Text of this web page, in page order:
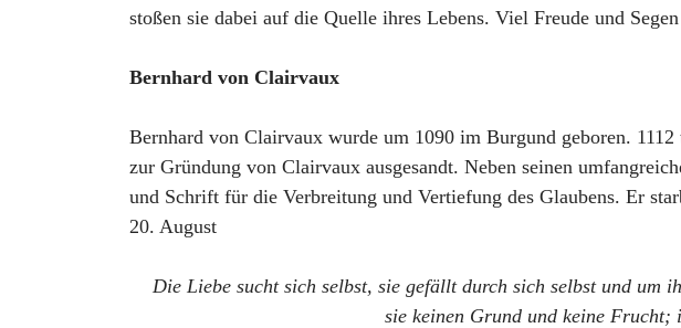
stoßen sie dabei auf die Quelle ihres Lebens. Viel Freude und
Bernhard von Clairvaux
Bernhard von Clairvaux wurde um 1090 im Burgund geboren.
zur Gründung von Clairvaux ausgesandt. Neben seinen
und Schrift für die Verbreitung und Vertiefung des Glaubens. Er
20. August
Die Liebe sucht sich selbst, sie gefällt durch sich selbst und um
sie keinen Grund und keine